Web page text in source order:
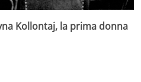
Kollontaj, la prima donna